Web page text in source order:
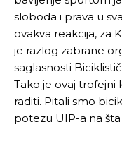
sloboda i prava u
ovakva reakcija, za
je razlog zabrane
saglasnosti
Tako je ovaj
raditi. Pitali smo
potezu UIP-a na